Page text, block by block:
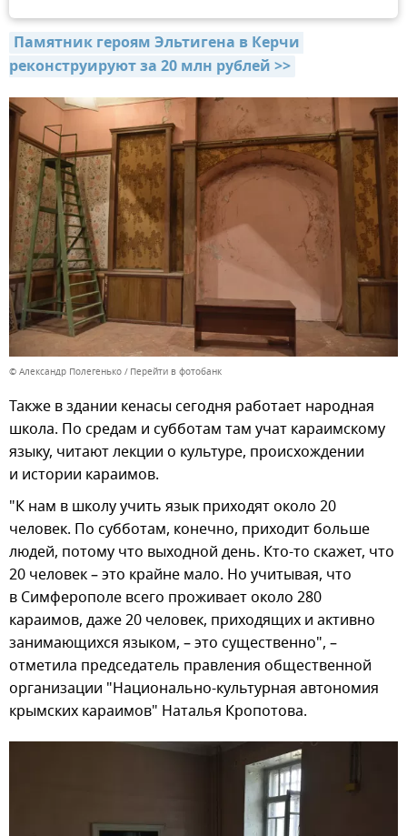
Памятник героям Эльтигена в Керчи
реконструируют за 20 млн рублей >>
© Александр Полегенько Перейти в фотобанк
Также в здании кенасы сегодня работает народная
школа. По средам и субботам там учат караимскому
языку, читают лекции о культуре, происхождении
и истории караимов.
"К нам в школу учить язык приходят около 20
человек. По субботам, конечно, приходит больше
людей, потому что выходной день. Кто-то скажет, что
20 человек – это крайне мало. Но учитывая, что
в Симферополе всего проживает около 280
караимов, даже 20 человек, приходящих и активно
занимающихся языком, – это существенно", –
отметила председатель правления общественной
организации "Национально-культурная автономия
крымских караимов" Наталья Кропотова.